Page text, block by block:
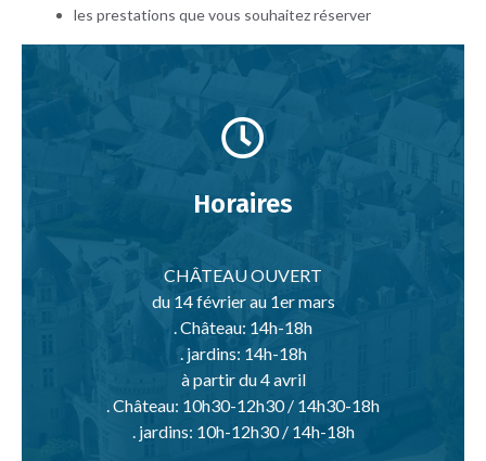
les prestations que vous souhaitez réserver
Horaires
CHÂTEAU OUVERT
du 14 février au 1er mars
. Château: 14h-18h
. jardins: 14h-18h
à partir du 4 avril
. Château: 10h30-12h30 / 14h30-18h
. jardins: 10h-12h30 / 14h-18h